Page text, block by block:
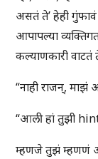
असतं ते’ हेही
आपापल्या
कल्याणकारी वाटतं
“नाही राजन्, माझं
“आली हां तुझी hint
म्हणजे तुझं म्हणणं